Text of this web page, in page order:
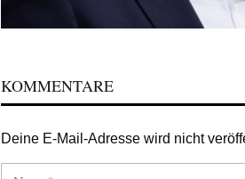
KOMMENTARE
Deine E-Mail-Adresse wird nicht